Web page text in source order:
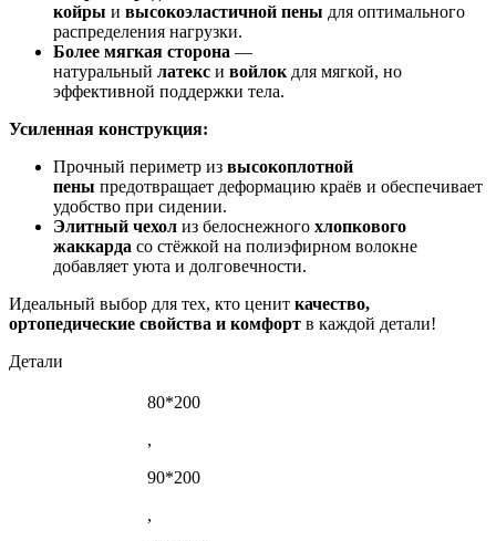
койры и высокоэластичной пены для оптимального
распределения нагрузки.
Более мягкая сторона —
натуральный латекс и войлок для мягкой, но
эффективной поддержки тела.
Усиленная конструкция:
Прочный периметр из высокоплотной
пены предотвращает деформацию краёв и обеспечивает
удобство при сидении.
Элитный чехол из белоснежного хлопкового
жаккарда со стёжкой на полиэфирном волокне
добавляет уюта и долговечности.
Идеальный выбор для тех, кто ценит качество,
ортопедические свойства и комфорт в каждой детали!
Детали
80*200
,
90*200
,